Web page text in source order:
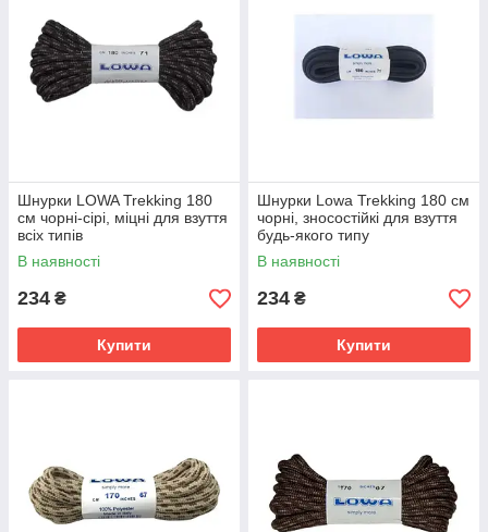
Шнурки LOWA Trekking 180
см чорні-сірі, міцні для взуття
всіх типів
В наявності
234 ₴
Купити
Шнурки Lowa Trekking 180 см
чорні, зносостійкі для взуття
будь-якого типу
В наявності
234 ₴
Купити